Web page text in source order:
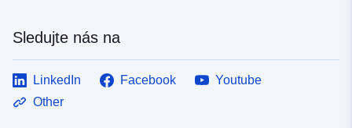
Sledujte nás na
LinkedIn Facebook
Youtube
Other